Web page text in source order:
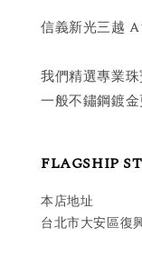
信義新光三越
我們精選專業
一般不鏽鋼鍍金
FLAGSHIP
本店地址
台北市大安區復